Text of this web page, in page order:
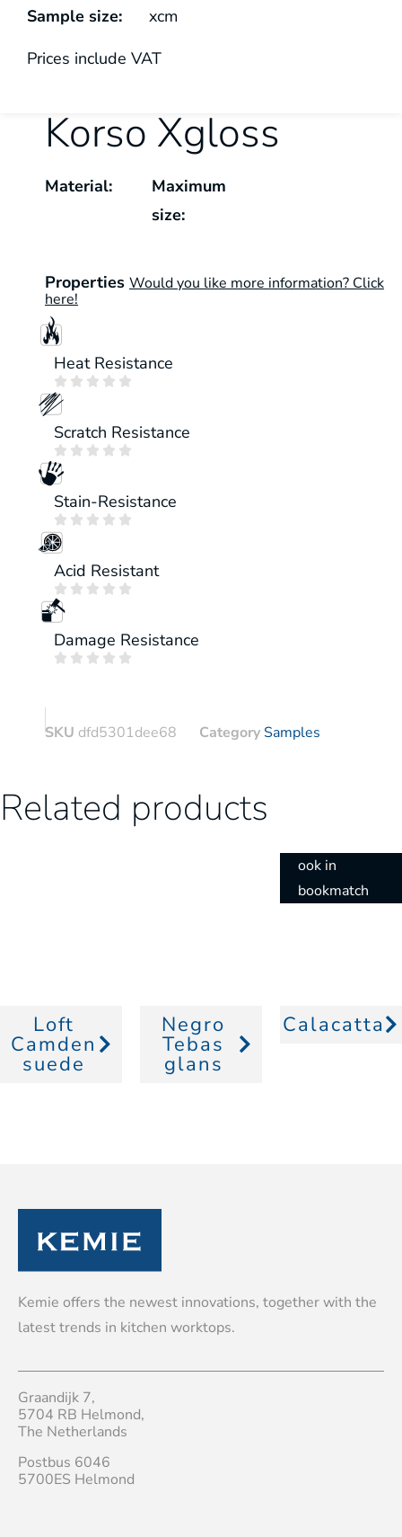
Sample size: xcm
Prices include VAT
Korso Xgloss
Material:
Maximum
size:
Properties Would you like more information? Click
here!
Heat Resistance
    
Scratch Resistance
    
Stain-Resistance
    
Acid Resistant
    
Damage Resistance
    
SKU dfd5301dee68 Category Samples
Related products
Loft
Camden
suede
Negro
Tebas
glans
ook in
bookmatch
Calacatta
Kemie offers the newest innovations, together with the
latest trends in kitchen worktops.
Graandijk 7,
5704 RB Helmond,
The Netherlands
Postbus 6046
5700ES Helmond